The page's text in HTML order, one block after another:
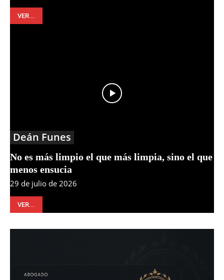
VER...
Deán Funes
No es más limpio el que más limpia, sino el que
menos ensucia
29 de julio de 2026
VER...